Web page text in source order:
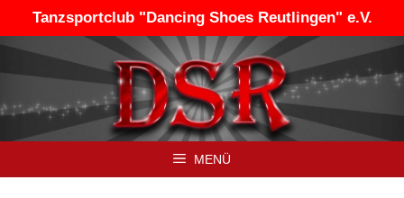
springen
Tanzsportclub "Dancing Shoes Reutlingen" e.V.
MENÜ